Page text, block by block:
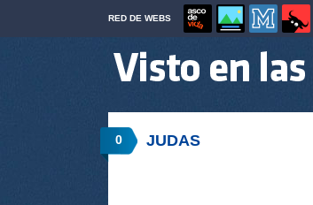
RED DE WEBS
0 JUDAS